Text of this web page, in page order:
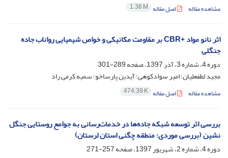
مشاهده مقاله اصل مقاله 1.36 M
اثر نانو مواد +CBR بر مقاومت مکانیکی و خواص شیمیایی رواناب جاده
جنگلی
دوره 4، شماره 3، آذر 1397، صفحه
289-301
مجید لطفعلیان؛ امیر سوادکوهی؛ آیدین پارساخو؛ سمیه کرمی راد
مشاهده مقاله اصل مقاله 474.39 K
بررسی اثر توسعه شبکه جاده‌ها در خدمات‌رسانی به جوامع روستایی جنگل
نشین (بررسی موردی: منطقه چگنی استان لرستان)
دوره 4، شماره 2، شهریور 1397، صفحه
257-271